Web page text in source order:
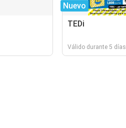
Nuevo
TEDi
Válido durante 5 días